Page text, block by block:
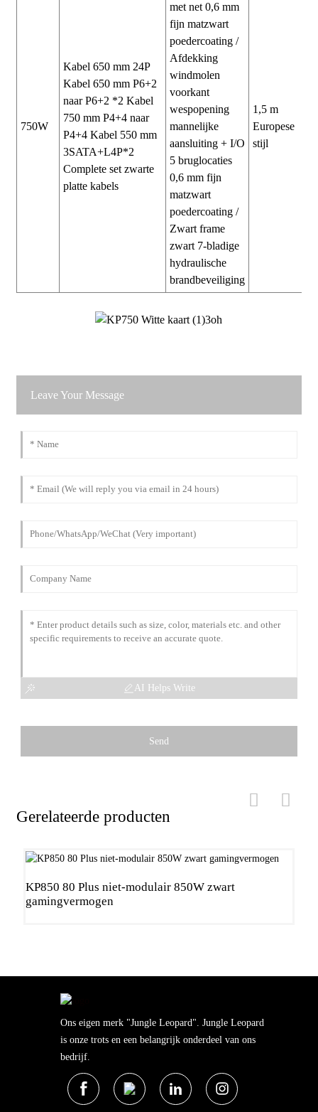
750W
Kabel 650 mm 24P
Kabel 650 mm P6+2
naar P6+2 *2 Kabel
750 mm P4+4 naar
P4+4 Kabel 550 mm
3SATA+L4P*2
Complete set zwarte
platte kabels
met net 0,6 mm
fijn matzwart
poedercoating /
Afdekking
windmolen
voorkant
wespopening
mannelijke
aansluiting + I/O
5 bruglocaties
0,6 mm fijn
matzwart
poedercoating /
Zwart frame
zwart 7-bladige
hydraulische
brandbeveiliging
1,5 m
Europese
stijl
Leave Your Message
AI Helps Write
Send
Gerelateerde producten
KP850 80 Plus niet-modulair 850W zwart
gamingvermogen
Ons eigen merk "Jungle Leopard". Jungle Leopard
is onze trots en een belangrijk onderdeel van ons
bedrijf.